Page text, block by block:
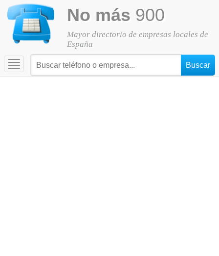
No más 900
Mayor directorio de empresas locales de
España
Toggle
navigation